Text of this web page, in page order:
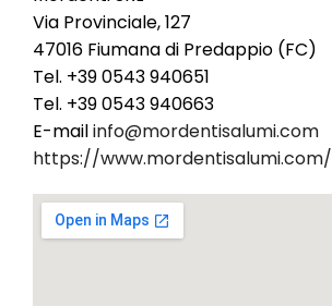
Via Provinciale, 127
47016 Fiumana di Predappio (FC)
Tel. +39 0543 940651
Tel. +39 0543 940663
E-mailinfo@mordentisalumi.com
https://www.mordentisalumi.com/